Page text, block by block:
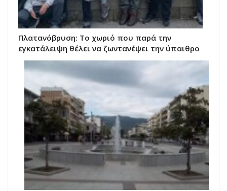
Πλατανόβρυση: Το χωριό που παρά την
εγκατάλειψη θέλει να ζωντανέψει την ύπαιθρο